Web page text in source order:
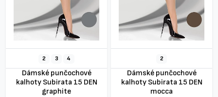
2 3 4
Dámské punčochové
kalhoty Subirata 15 DEN
graphite
2
Dámské punčochové
kalhoty Subirata 15 DEN
mocca